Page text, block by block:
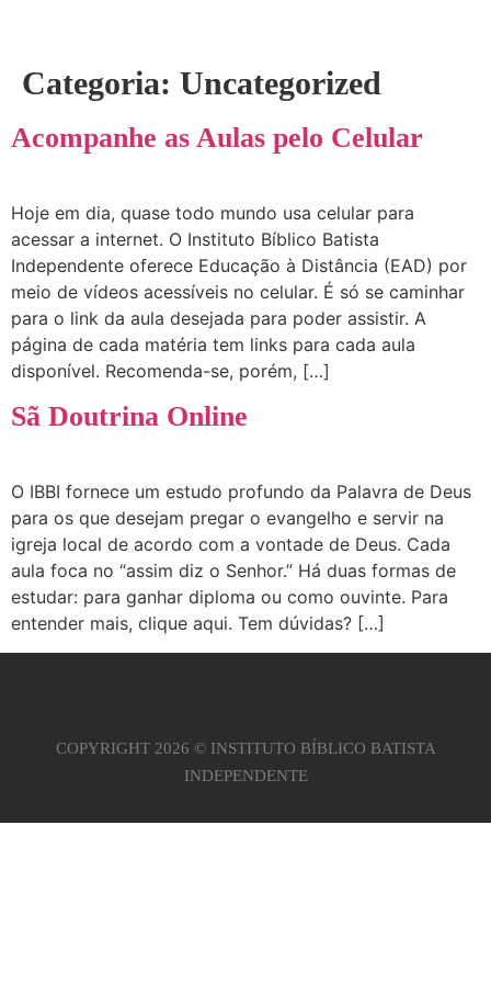
Categoria: Uncategorized
Acompanhe as Aulas pelo Celular
Hoje em dia, quase todo mundo usa celular para
acessar a internet. O Instituto Bíblico Batista
Independente oferece Educação à Distância (EAD) por
meio de vídeos acessíveis no celular. É só se caminhar
para o link da aula desejada para poder assistir. A
página de cada matéria tem links para cada aula
disponível. Recomenda-se, porém, […]
Sã Doutrina Online
O IBBI fornece um estudo profundo da Palavra de Deus
para os que desejam pregar o evangelho e servir na
igreja local de acordo com a vontade de Deus. Cada
aula foca no “assim diz o Senhor.” Há duas formas de
estudar: para ganhar diploma ou como ouvinte. Para
entender mais, clique aqui. Tem dúvidas? […]
COPYRIGHT 2026 © INSTITUTO BÍBLICO BATISTA
INDEPENDENTE